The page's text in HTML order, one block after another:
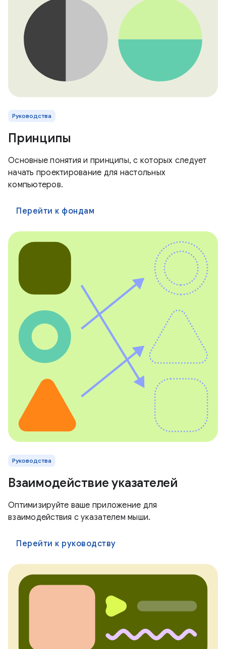
Руководства
Принципы
Основные понятия и принципы, с которых следует
начать проектирование для настольных
компьютеров.
Перейти к фондам
Руководства
Взаимодействие указателей
Оптимизируйте ваше приложение для
взаимодействия с указателем мыши.
Перейти к руководству